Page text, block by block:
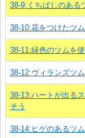
38-9:くちばしのある
38-10:花をつけたツ
38-11:緑色のツムを
38-12:ヴィランズツ
38-13:ハートが出る
そう
38-14:ヒゲのあるツ